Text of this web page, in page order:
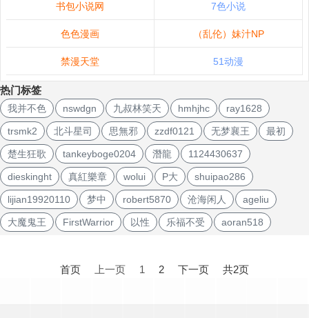
书包小说网 7色小说
色色漫画 （乱伦）妹汁NP
禁漫天堂 51动漫
热门标签
我并不色 nswdgn 九叔林笑天 hmhjhc ray1628
trsmk2 北斗星司 思無邪 zzdf0121 无梦襄王 最初
楚生狂歌 tankeyboge0204 潛龍 1124430637
dieskinght 真紅樂章 wolui P大 shuipao286
lijian19920110 梦中 robert5870 沧海闲人 ageliu
大魔鬼王 FirstWarrior 以性 乐福不受 aoran518
首页 上一页 1 2 下一页 共2页